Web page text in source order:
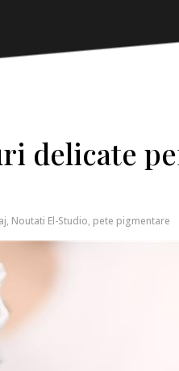
delicate
, Noutati El-Studio, pete pigmentare